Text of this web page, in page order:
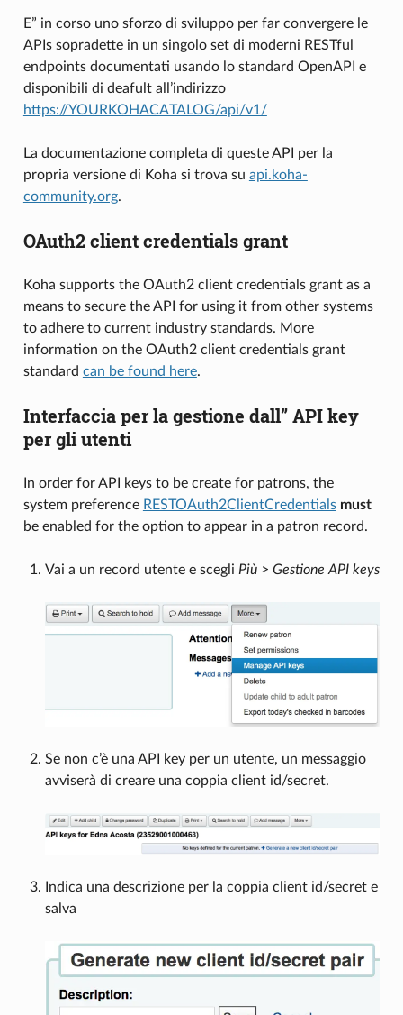
E” in corso uno sforzo di sviluppo per far convergere le
APIs sopradette in un singolo set di moderni RESTful
endpoints documentati usando lo standard OpenAPI e
disponibili di deafult all’indirizzo
https://YOURKOHACATALOG/api/v1/
La documentazione completa di queste API per la
propria versione di Koha si trova su api.koha-
community.org.
OAuth2 client credentials grant
Koha supports the OAuth2 client credentials grant as a
means to secure the API for using it from other systems
to adhere to current industry standards. More
information on the OAuth2 client credentials grant
standard can be found here.
Interfaccia per la gestione dall” API key
per gli utenti
In order for API keys to be create for patrons, the
system preference RESTOAuth2ClientCredentials must
be enabled for the option to appear in a patron record.
Vai a un record utente e scegli Più > Gestione API keys
Se non c’è una API key per un utente, un messaggio
avviserà di creare una coppia client id/secret.
Indica una descrizione per la coppia client id/secret e
salva